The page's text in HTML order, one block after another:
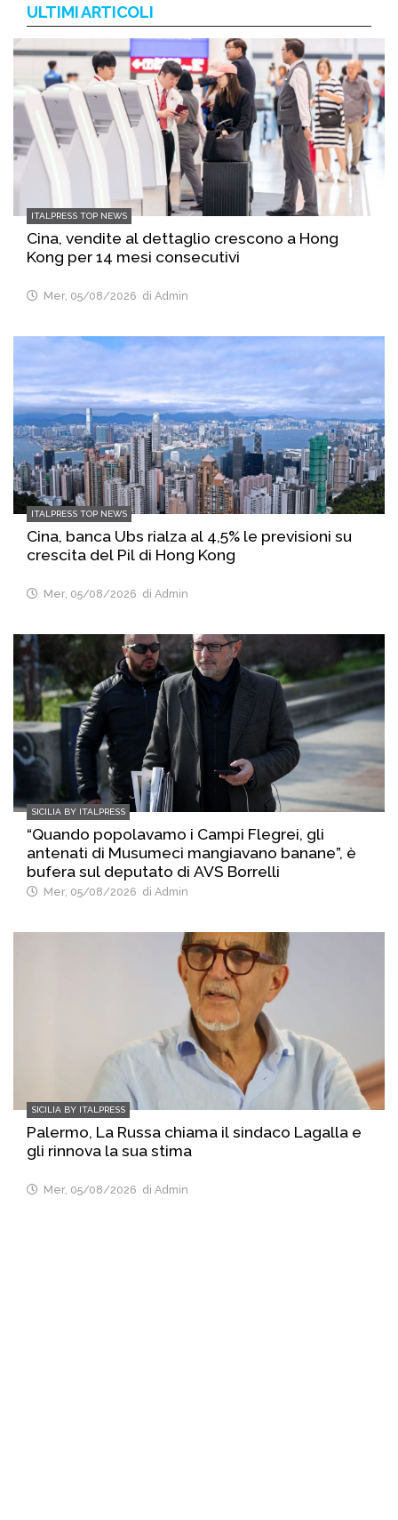
ULTIMI ARTICOLI
ITALPRESS TOP NEWS
Cina, vendite al dettaglio crescono a Hong
Kong per 14 mesi consecutivi
Mer, 05/08/2026 di Admin
ITALPRESS TOP NEWS
Cina, banca Ubs rialza al 4,5% le previsioni su
crescita del Pil di Hong Kong
Mer, 05/08/2026 di Admin
SICILIA BY ITALPRESS
“Quando popolavamo i Campi Flegrei, gli
antenati di Musumeci mangiavano banane”, è
bufera sul deputato di AVS Borrelli
Mer, 05/08/2026 di Admin
SICILIA BY ITALPRESS
Palermo, La Russa chiama il sindaco Lagalla e
gli rinnova la sua stima
Mer, 05/08/2026 di Admin